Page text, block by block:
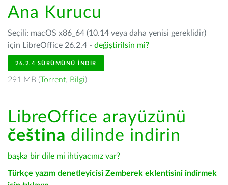
Ana Kurucu
Seçili: macOS x86_64 (10.14 veya daha yenisi gereklidir)
için LibreOffice 26.2.4 - değiştirilsin mi?
26.2.4 SÜRÜMÜNÜ İNDIR
291 MB (Torrent, Bilgi)
LibreOffice arayüzünü
čeština dilinde indirin
başka bir dile mi ihtiyacınız var?
Türkçe yazım denetleyicisi Zemberek eklentisini indirmek